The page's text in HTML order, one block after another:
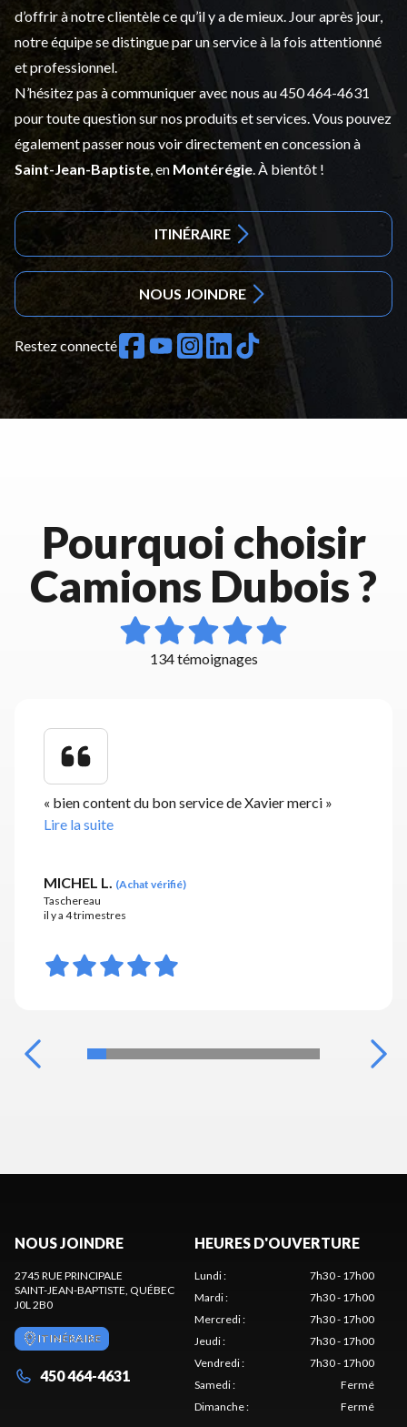
d’offrir à notre clientèle ce qu’il y a de mieux. Jour après jour,
notre équipe se distingue par un service à la fois attentionné
et professionnel.
N’hésitez pas à communiquer avec nous au450 464-4631
pour toute question sur nos produits et services. Vous pouvez
également passer nous voir directement en concession à
Saint-Jean-Baptiste , en Montérégie . À bientôt !
ITINÉRAIRE
NOUS JOINDRE
Restez connecté
Pourquoi choisir
Camions Dubois ?
134 témoignages
« bien content du bon service de Xavier merci »
Lire la suite
MICHEL L. (Achat vérifié)
Taschereau
il y a 4 trimestres
NOUS JOINDRE
2745 RUE PRINCIPALE
SAINT-JEAN-BAPTISTE , QUÉBEC
J0L 2B0
ITINÉRAIRE
450 464-4631
HEURES D'OUVERTURE
Lundi:
7h30 - 17h00
Mardi:
7h30 - 17h00
Mercredi:
7h30 - 17h00
Jeudi:
7h30 - 17h00
Vendredi:
7h30 - 17h00
Samedi:
Fermé
Dimanche: Fermé